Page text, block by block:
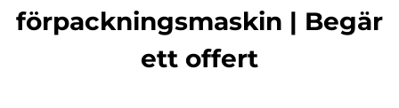
förpackningsmaskin | Begär
ett offert